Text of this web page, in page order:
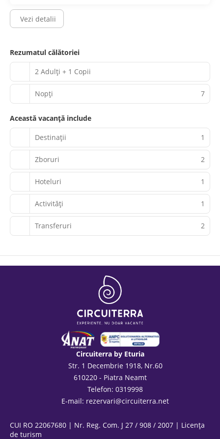
Vezi detalii
Rezumatul călătoriei
2 Adulți + 1 Copii
Nopţi 7
Această vacanță include
Destinații 1
Zboruri 2
Hoteluri 1
Activităţi 1
Transferuri 2
Circuiterra by Eturia
Str. 1 Decembrie 1918, Nr.60
610220 - Piatra Neamt
Telefon: 0319998
E-mail: rezervari@circuiterra.net
CUI RO 22067680 | Nr. Reg. Com. J 27 / 908 / 2007 | Licența
de turism